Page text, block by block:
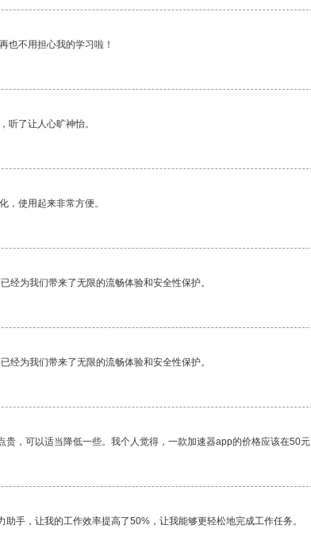
也不用担心我的学习啦！
听了让人心旷神怡。
，使用起来非常方便。
经为我们带来了无限的流畅体验和安全性保护。
经为我们带来了无限的流畅体验和安全性保护。
贵，可以适当降低一些。我个人觉得，一款加速器app的价格应该在50元
助手，让我的工作效率提高了50%，让我能够更轻松地完成工作任务。